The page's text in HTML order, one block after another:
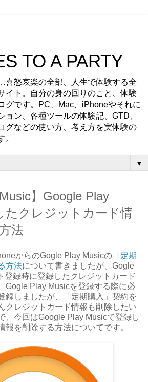
TO A PARTY
喜怒哀楽の全部、人生で体験する全
イト。自分の身の回りのこと、体験
グです。PC、Mac、iPhoneやそれに
ョン、各種ツールの体験記、GTD、
グなどの使い方、考え方を実体験の
。
▼
】Google Play
たクレジットカード情
法
からのGogle Play Musicの 「定期
方法について書きましたが、Gogle
登録時に登録したクレジットカード
Gogle Play Musicを登録する際に必
録しましたが、「定期購入」契約を
クレジットカード情報も削除したい
、今回はGoogle Play Musicで登録し
報を削除する方法についてです。